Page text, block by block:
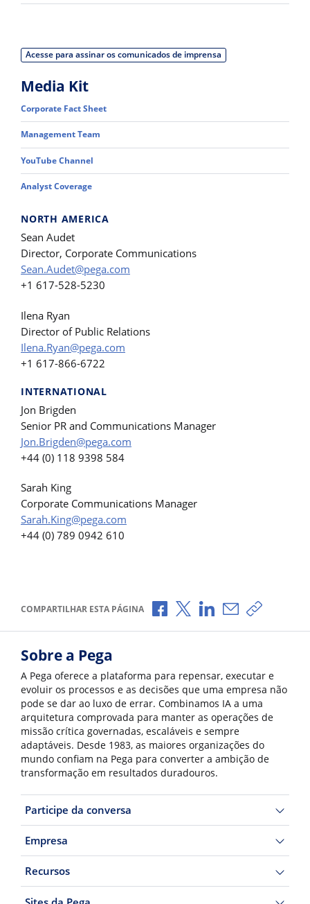
Acesse para assinar os comunicados de imprensa
Media Kit
Corporate Fact Sheet
Management Team
YouTube Channel
Analyst Coverage
NORTH AMERICA
Sean Audet
Director, Corporate Communications
Sean.Audet@pega.com
+1 617-528-5230
Ilena Ryan
Director of Public Relations
Ilena.Ryan@pega.com
+1 617-866-6722
INTERNATIONAL
Jon Brigden
Senior PR and Communications Manager
Jon.Brigden@pega.com
+44 (0) 118 9398 584
Sarah King
Corporate Communications Manager
Sarah.King@pega.com
+44 (0) 789 0942 610
COMPARTILHAR ESTA PÁGINA Compartilhar no Facebook
Compartilhar no X
Compartilhar no
Compartilhar
Copiar
Sobre a Pega
A Pega oferece a plataforma para repensar, executar e
evoluir os processos e as decisões que uma empresa não
pode se dar ao luxo de errar. Combinamos IA a uma
arquitetura comprovada para manter as operações de
missão crítica governadas, escaláveis e sempre
adaptáveis. Desde 1983, as maiores organizações do
mundo confiam na Pega para converter a ambição de
transformação em resultados duradouros.
Participe da conversa
Empresa
Recursos